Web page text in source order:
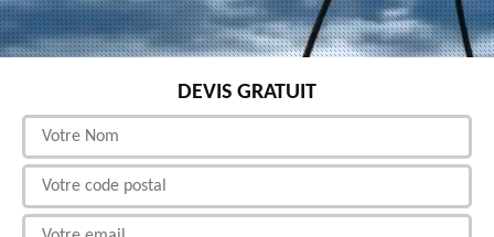
DEVIS GRATUIT